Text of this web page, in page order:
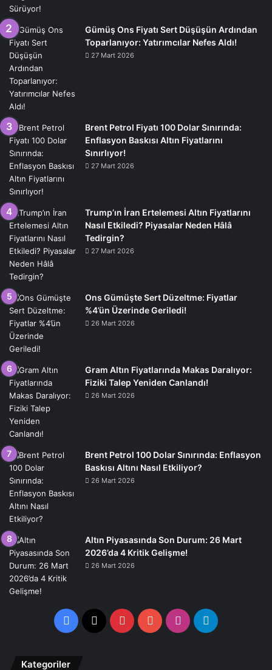
Gümüş Ons Fiyatı Sert Düşüşün Ardından
Toparlanıyor: Yatırımcılar Nefes Aldı!
27 Mart 2026
Brent Petrol Fiyatı 100 Dolar Sınırında:
Enflasyon Baskısı Altın Fiyatlarını
Sınırlıyor!
27 Mart 2026
Trump’ın İran Ertelemesi Altın Fiyatlarını
Nasıl Etkiledi? Piyasalar Neden Hâlâ
Tedirgin?
27 Mart 2026
Ons Gümüşte Sert Düzeltme: Fiyatlar
%4’ün Üzerinde Geriledi!
26 Mart 2026
Gram Altın Fiyatlarında Makas Daralıyor:
Fiziki Talep Yeniden Canlandı!
26 Mart 2026
Brent Petrol 100 Dolar Sınırında: Enflasyon
Baskısı Altını Nasıl Etkiliyor?
26 Mart 2026
Altın Piyasasında Son Durum: 26 Mart
2026’da 4 Kritik Gelişme!
26 Mart 2026
Facebook PinterestYouTubeInstagramTelegram
Kategoriler